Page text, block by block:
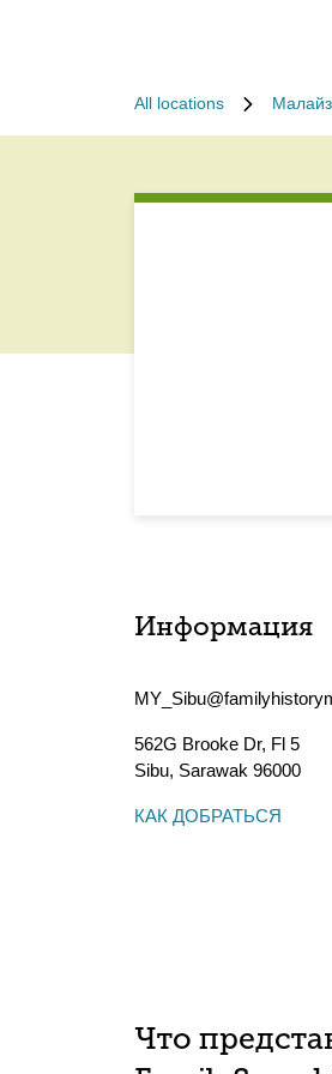
All locations
Информация
562G Brooke Dr, Fl 5
Sibu, Sarawak 96000
КАК ДОБРАТЬСЯ
Что